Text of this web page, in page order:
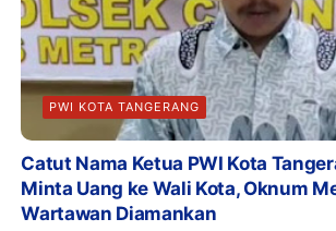
PWI KOTA TANGERANG
Catut Nama Ketua PWI Kota
Minta Uang ke Wali Kota, Oknum
Wartawan Diamankan